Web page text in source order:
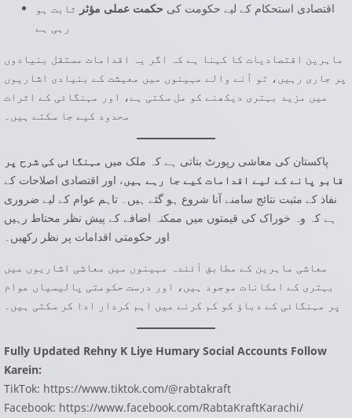
اقتصادی استحکام کے لیے حکومت کی حکمت عملی مؤثر ثابت ہو
رہی ہے
ماہرین اقتصادیات کا کہنا ہے کہ اگر یہ اقدامات مستقل بنیادوں
پر جاری رہیں، تو آنے والے مہینوں میں معیشت کے بنیادی اشاریوں
میں مزید بہتری دیکھنے کو مل سکتی ہے، اور مہنگائی کے اثرات
محدود کیے جا سکتے ہیں۔
پاکستان کی معاشی رپورٹ بتاتی ہے کہ ملک میں مہنگائی کی شرح پر
قابو پانے کے لیے اقدامات کیے جا رہے ہیں، اور اقتصادی اصلاحات کے
نفاذ کے مثبت نتائج سامنے آنا شروع ہو گئے ہیں۔ تاہم عوام کے لیے ضروری
ہے کہ وہ خوراک کی قیمتوں میں ممکنہ اضافے کے پیش نظر محتاط رہیں
اور حکومتی اقدامات پر نظر رکھیں۔
معاشی ماہرین کے مطابق آئندہ مہینوں میں معاشی اشاریوں میں
بہتری کے امکانات موجود ہیں، اور درست حکومتی پالیسیاں عوام
پر مہنگائی کے دباؤ کو کم کرنے میں اہم کردار ادا کر سکتی ہیں۔
Fully Updated Rehny K Liye Humary Social Accounts Follow
Karein:
TikTok: https://www.tiktok.com/@rabtakraft
Facebook: https://www.facebook.com/RabtaKraftKarachi/